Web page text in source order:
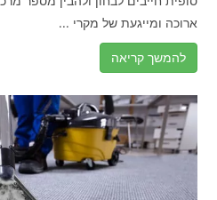
ארוכה ומייגעת של מקרי ...
להמשך קריאה